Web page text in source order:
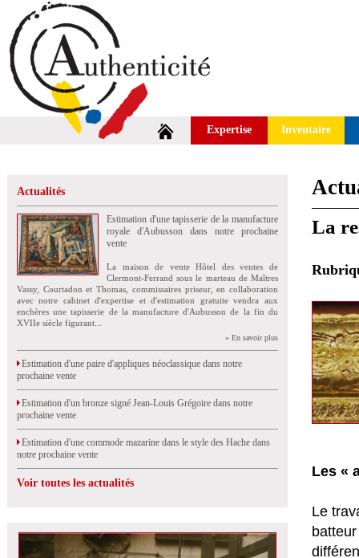
Expertise Inventaire
Actualités
Estimation d'une tapisserie de la manufacture
royale d'Aubusson dans notre prochaine
vente
La maison de vente Hôtel des ventes de
Clermont-Ferrand sous le marteau de Maîtres
Vassy, Courtadon et Thomas, commissaires priseur, en collaboration
avec notre cabinet d'expertise et d'estimation gratuite vendra aux
enchères une tapisserie de la manufacture d'Aubusson de la fin du
XVIIe siècle figurant...
» En savoir plus
Estimation d'une paire d'appliques néoclassique dans notre
prochaine vente
Estimation d'un bronze signé Jean-Louis Grégoire dans notre
prochaine vente
Estimation d'une commode mazarine dans le style des Hache dans
notre prochaine vente
Voir toutes les actualités
La
Les «
Le